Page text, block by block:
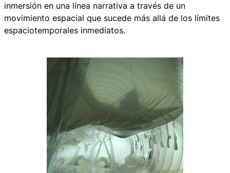
inmersión en una línea narrativa a través de un
movimiento espacial que sucede más allá de los límites
espaciotemporales inmediatos.